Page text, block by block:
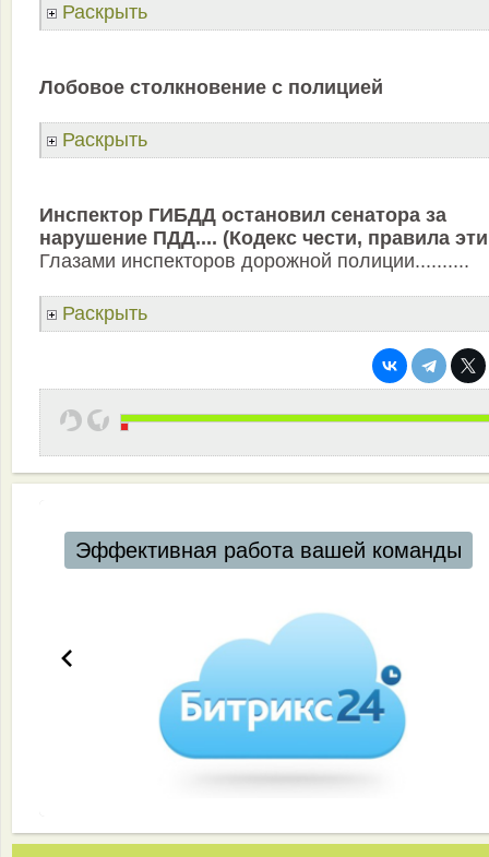
Раскрыть
Лобовое столкновение с полицией
Раскрыть
Инспектор ГИБДД остановил сенатора за
нарушение ПДД.... (Кодекс чести, правила
Глазами инспекторов дорожной полиции..........
Раскрыть
Эффективная работа вашей команды